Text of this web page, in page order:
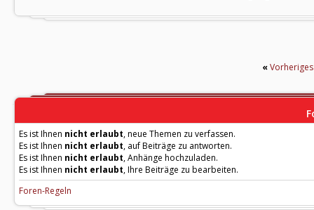
«
Es ist Ihnen nicht erlaubt, neue Themen zu verfassen.
Es ist Ihnen nicht erlaubt, auf Beiträge zu antworten.
Es ist Ihnen nicht erlaubt, Anhänge hochzuladen.
Es ist Ihnen nicht erlaubt, Ihre Beiträge zu bearbeiten.
Foren-Regeln